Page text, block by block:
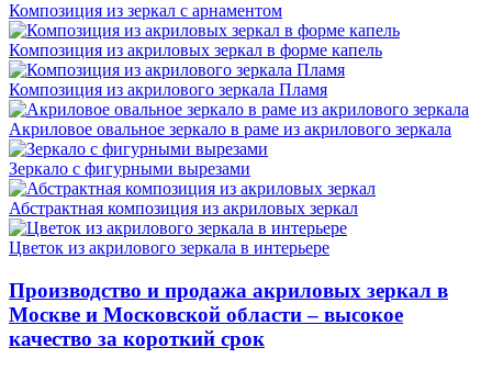
Композиция из зеркал с арнаментом
Композиция из акриловых зеркал в форме капель
Композиция из акрилового зеркала Пламя
Акриловое овальное зеркало в раме из акрилового зеркала
Зеркало с фигурными вырезами
Абстрактная композиция из акриловых зеркал
Цветок из акрилового зеркала в интерьере
Производство и продажа акриловых зеркал в
Москве и Московской области – высокое
качество за короткий срок